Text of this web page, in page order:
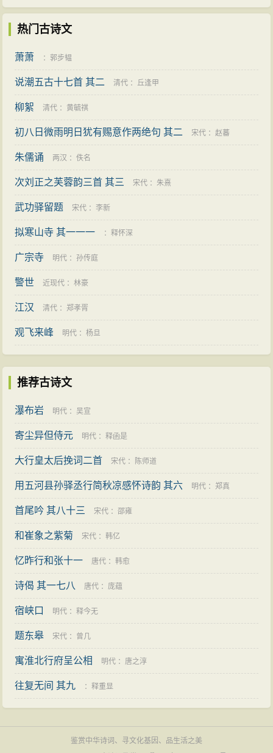
热门古诗文
萧萧 ：郭步韫
说潮五古十七首 其二 清代 ：丘逢甲
柳絮 清代 ：黄毓祺
初八日微雨明日犹有赐意作两绝句 其二 宋代 ：赵蕃
朱儒诵 两汉 ：佚名
次刘正之芙蓉韵三首 其三 宋代 ：朱熹
武功驿留题 宋代 ：李新
拟寒山寺 其一一一 ：释怀深
广宗寺 明代 ：孙传庭
警世 近现代 ：林豪
江汉 清代 ：郑孝胥
观飞来峰 明代 ：杨旦
推荐古诗文
瀑布岩 明代 ：吴宣
寄尘异但侍元 明代 ：释函是
大行皇太后挽词二首 宋代 ： 陈师道
用五河县孙驿丞行简秋凉感怀诗韵 其六 明代 ：郑真
首尾吟 其八十三 宋代 ：邵雍
和崔象之紫菊 宋代 ：韩亿
忆昨行和张十一 唐代 ：韩愈
诗偈 其一七八 唐代 ：庞蕴
宿峡口 明代 ：释今无
题东皋 宋代 ： 曾几
寓淮北行府呈公相 明代 ： 唐之淳
往复无间 其九 ：释重显
鉴赏中华诗词、寻文化基因、品生活之美